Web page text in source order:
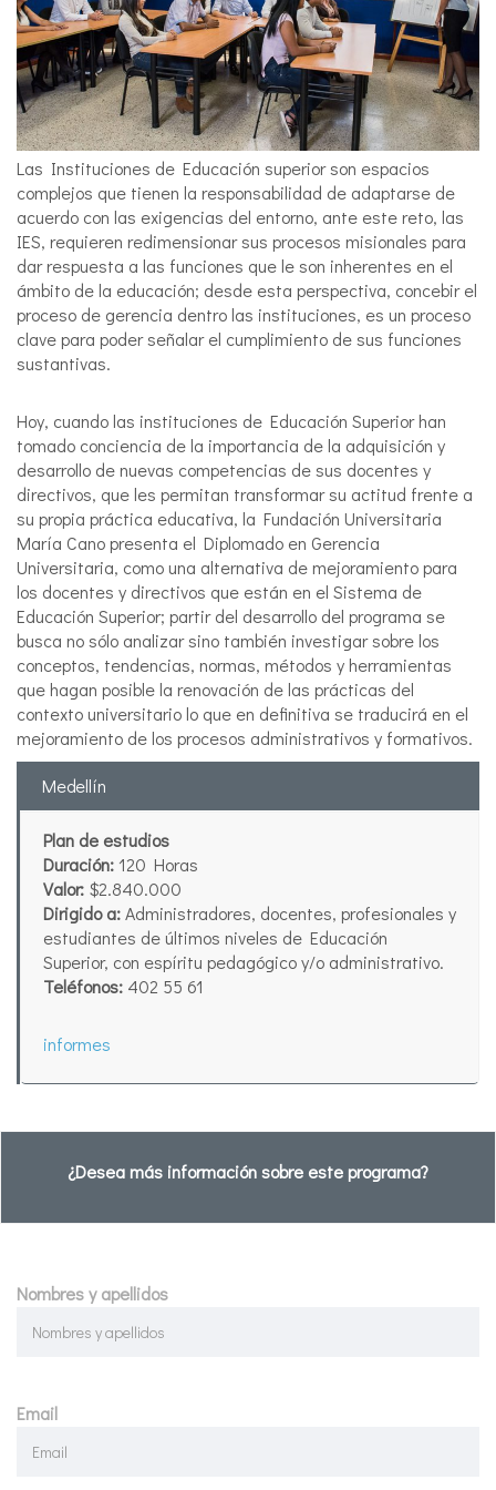
Las Instituciones de Educación superior son espacios
complejos que tienen la responsabilidad de adaptarse de
acuerdo con las exigencias del entorno, ante este reto, las
IES, requieren redimensionar sus procesos misionales para
dar respuesta a las funciones que le son inherentes en el
ámbito de la educación; desde esta perspectiva, concebir el
proceso de gerencia dentro las instituciones, es un proceso
clave para poder señalar el cumplimiento de sus funciones
sustantivas.
Hoy, cuando las instituciones de Educación Superior han
tomado conciencia de la importancia de la adquisición y
desarrollo de nuevas competencias de sus docentes y
directivos, que les permitan transformar su actitud frente a
su propia práctica educativa, la Fundación Universitaria
María Cano presenta el Diplomado en Gerencia
Universitaria, como una alternativa de mejoramiento para
los docentes y directivos que están en el Sistema de
Educación Superior; partir del desarrollo del programa se
busca no sólo analizar sino también investigar sobre los
conceptos, tendencias, normas, métodos y herramientas
que hagan posible la renovación de las prácticas del
contexto universitario lo que en definitiva se traducirá en el
mejoramiento de los procesos administrativos y formativos.
Medellín
Plan de estudios
Duración: 120 Horas
Valor: $2.840.000
Dirigido a:Administradores, docentes, profesionales y
estudiantes de últimos niveles de Educación
Superior, con espíritu pedagógico y/o administrativo.
Teléfonos: 402 55 61
informes
¿Desea más información sobre este programa?
Nombres y apellidos
Email